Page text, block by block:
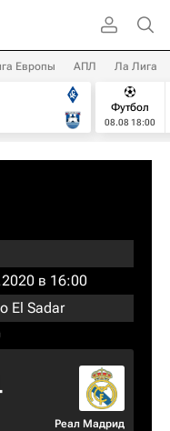
Европы АПЛ Ла Лига
Футбол
08.08 18:00
в 16:00
El Sadar
Реал Мадрид